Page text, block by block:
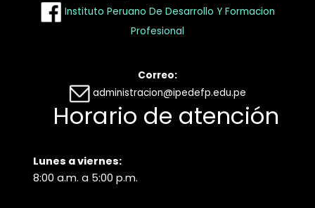
Instituto Peruano De Desarrollo Y Formacion
Profesional
Correo:
administracion@ipedefp.edu.pe
Horario de atención
Lunes a viernes:
8:00 a.m. a 5:00 p.m.